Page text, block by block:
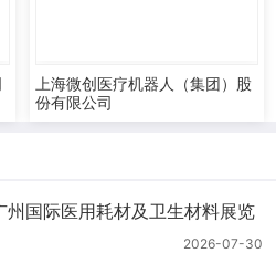
上海微创医疗机器人（集团）股
份有限公司
州国际医用耗材及卫生材料展览
7.27周报）
2026-07-30